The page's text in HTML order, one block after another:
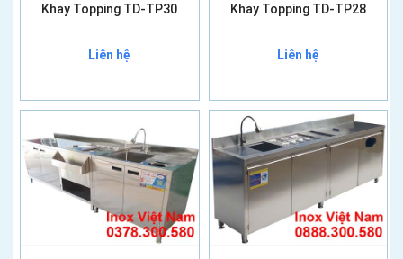
Khay Topping TD-TP30
Liên hệ
Khay Topping TD-TP28
Liên hệ